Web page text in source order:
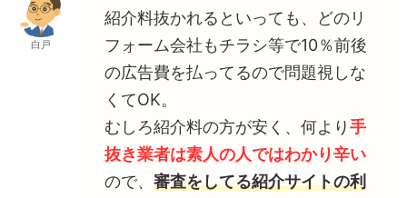
白戸
紹介料抜かれるといっても、どのリ
フォーム会社もチラシ等で10％前後
の広告費を払ってるので問題視しな
くてOK。
むしろ紹介料の方が安く、何より手
抜き業者は素人の人ではわかり辛い
ので、 審査をしてる紹介サイトの利